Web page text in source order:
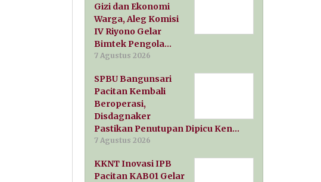
Gizi dan Ekonomi
Warga, Aleg Komisi
IV Riyono Gelar
Bimtek Pengola…
7 Agustus 2026
SPBU Bangunsari
Pacitan Kembali
Beroperasi,
Disdagnaker
Pastikan Penutupan Dipicu Ken…
7 Agustus 2026
KKNT Inovasi IPB
Pacitan KAB01 Gelar